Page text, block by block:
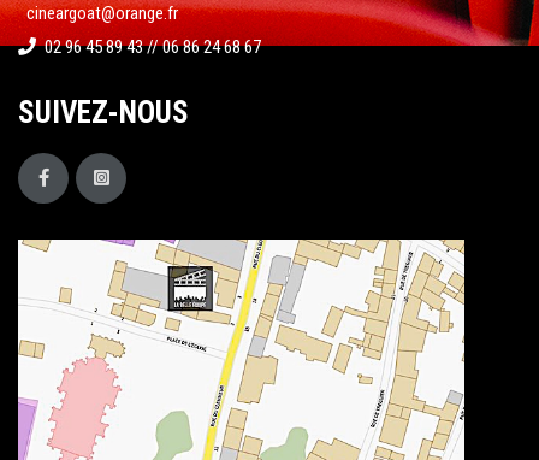
cineargoat@orange.fr
02 96 45 89 43 // 06 86 24 68 67
SUIVEZ-NOUS